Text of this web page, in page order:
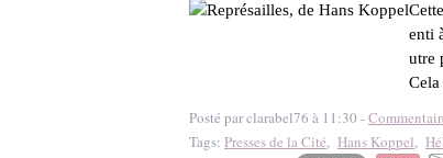
enti
utre
Posté par clarabel76 à 11:30 -
Tags: Presses de la Cité, Hans Koppel,